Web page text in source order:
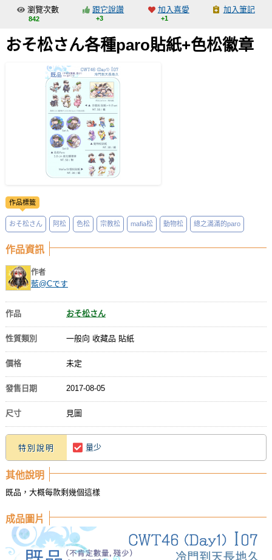
交流中心
攤位轉讓區
會員中心
註冊會員
登入
瀏覽次數
842
跟它說讚
+3
加入喜愛
+1
加入筆記
おそ松さん各種paro貼紙+色松徽章
作品標籤
おそ松さん 阿松 色松 宗教松 mafia松 動物松 總之滿滿的paro
作品資訊
作者
藍@Cです
作品 おそ松さん
性質類別 一般向 收藏品 貼紙
價格 未定
發售日期 2017-08-05
尺寸 見圖
特別說明 量少
其他說明
既品，大概每款剩幾個這樣
成品圖片